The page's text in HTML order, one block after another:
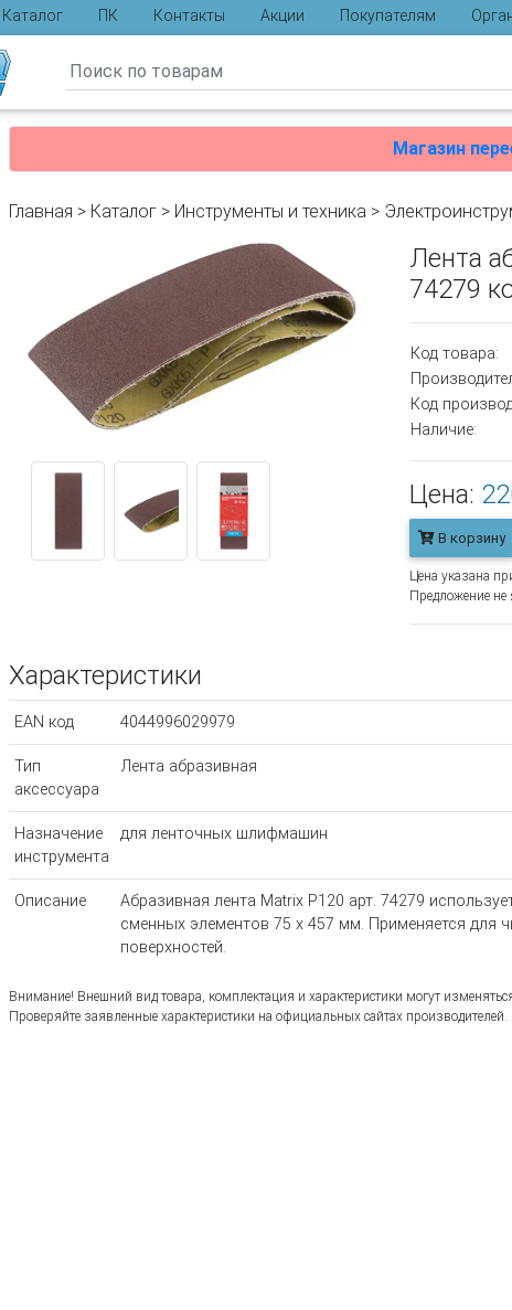
Каталог ПК Контакты Акции Покупателям
Отзывы
Магазин
Главная > Каталог > Инструменты и техника >
Лента
74279
Код товара:
Код
Наличие:
Цена:
В корзину
Цена указана
Предложение
Характеристики
EAN код 4044996029979
Тип
аксессуара
Лента абразивная
Назначение
инструмента
для ленточных шлифмашин
Описание
Абразивная лента Matrix Р120 арт. 74279
сменных элементов 75 х 457 мм. Применяется для
поверхностей.
Внимание! Внешний вид товара, комплектация и характеристики могут
Проверяйте заявленные характеристики на официальных сайтах производителей.